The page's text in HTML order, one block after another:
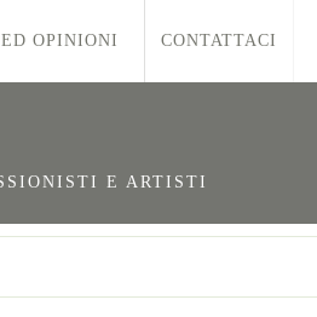
OPINIONI CONTATTACI
E ARTISTI